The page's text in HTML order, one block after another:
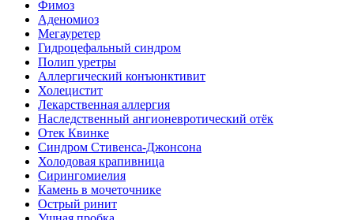
Фимоз
Аденомиоз
Мегауретер
Гидроцефальный синдром
Полип уретры
Аллергический конъюнктивит
Холецистит
Лекарственная аллергия
Наследственный ангионевротический отёк
Отек Квинке
Синдром Стивенса-Джонсона
Холодовая крапивница
Сирингомиелия
Камень в мочеточнике
Острый ринит